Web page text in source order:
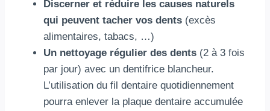
Discerner et réduire les causes naturels
qui peuvent tacher vos dents (excès
alimentaires, tabacs, …)
Un nettoyage régulier des dents (2 à 3 fois
par jour) avec un dentifrice blancheur.
L’utilisation du fil dentaire quotidiennement
pourra enlever la plaque dentaire accumulée